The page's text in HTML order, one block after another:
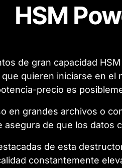
HSM
de gran capacidad
quieren iniciarse en
precio es
en grandes archivos o
asegura de que los datos
de esta
constantemente